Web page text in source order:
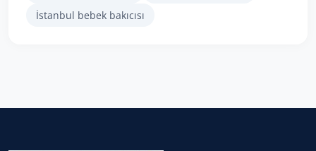
İstanbul bebek bakıcısı